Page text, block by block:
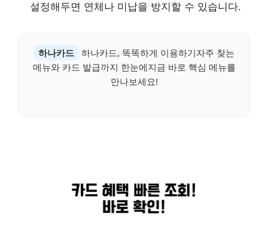
설정해두면 연체나 미납을 방지할 수 있습니다.
하나카드 하나카드, 똑똑하게 이용하기자주 찾는
메뉴와 카드 발급까지 한눈에지금 바로 핵심 메뉴를
만나보세요!